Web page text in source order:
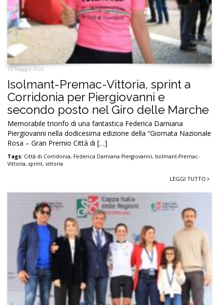
12 Maggio 2025
Isolmant-Premac-Vittoria, sprint a
Corridonia per Piergiovanni e
secondo posto nel Giro delle Marche
Memorabile trionfo di una fantastica Federica Damiana
Piergiovanni nella dodicesima edizione della “Giornata Nazionale
Rosa – Gran Premio Città di […]
Tags: Città di Corridonia, Federica Damiana Piergiovanni, Isolmant-Premac-
Vittoria, sprint, vittoria
LEGGI TUTTO